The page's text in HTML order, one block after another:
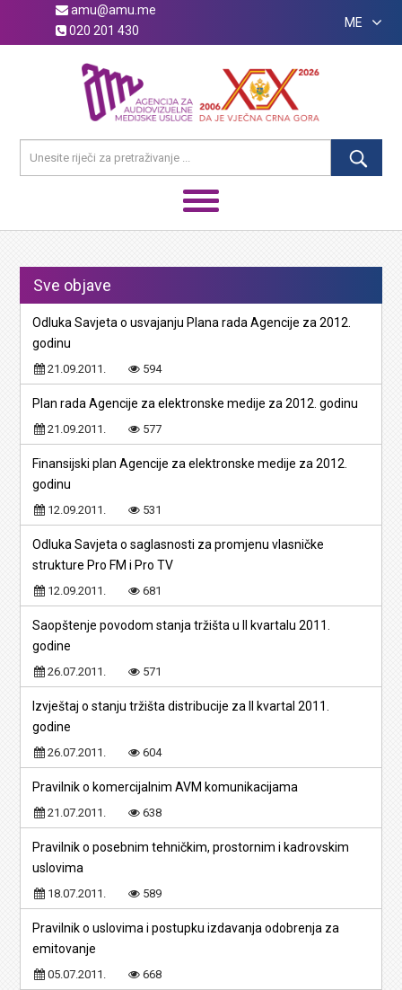
amu@amu.me
020 201 430
ME
Sve objave
Odluka Savjeta o usvajanju Plana rada Agencije za 2012.
godinu
21.09.2011. 594
Plan rada Agencije za elektronske medije za 2012. godinu
21.09.2011. 577
Finansijski plan Agencije za elektronske medije za 2012.
godinu
12.09.2011. 531
Odluka Savjeta o saglasnosti za promjenu vlasničke
strukture Pro FM i Pro TV
12.09.2011. 681
Saopštenje povodom stanja tržišta u II kvartalu 2011.
godine
26.07.2011. 571
Izvještaj o stanju tržišta distribucije za II kvartal 2011.
godine
26.07.2011. 604
Pravilnik o komercijalnim AVM komunikacijama
21.07.2011. 638
Pravilnik o posebnim tehničkim, prostornim i kadrovskim
uslovima
18.07.2011. 589
Pravilnik o uslovima i postupku izdavanja odobrenja za
emitovanje
05.07.2011. 668